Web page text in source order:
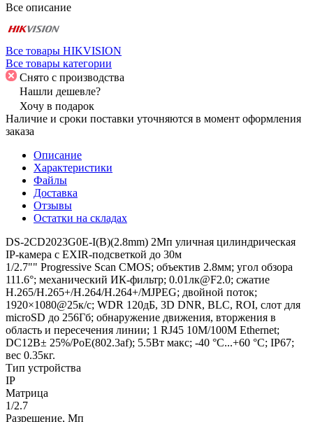
Все описание
Все товары HIKVISION
Все товары категории
Снято с производства
Нашли дешевле?
Хочу в подарок
Наличие и сроки поставки уточняются в момент оформления
заказа
Описание
Характеристики
Файлы
Доставка
Отзывы
Остатки на складах
DS-2CD2023G0E-I(B)(2.8mm) 2Мп уличная цилиндрическая
IP-камера с EXIR-подсветкой до 30м
1/2.7"" Progressive Scan CMOS; объектив 2.8мм; угол обзора
111.6°; механический ИК-фильтр; 0.01лк@F2.0; сжатие
H.265/H.265+/H.264/H.264+/MJPEG; двойной поток;
1920×1080@25к/с; WDR 120дБ, 3D DNR, BLC, ROI, слот для
microSD до 256Гб; обнаружение движения, вторжения в
область и пересечения линии; 1 RJ45 10M/100M Ethernet;
DC12В± 25%/PoE(802.3af); 5.5Вт макс; -40 °C...+60 °C; IP67;
вес 0.35кг.
Тип устройства
IP
Матрица
1/2.7
Разрешение, Мп